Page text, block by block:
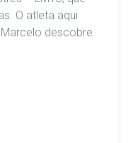
O atleta aqui
descobre